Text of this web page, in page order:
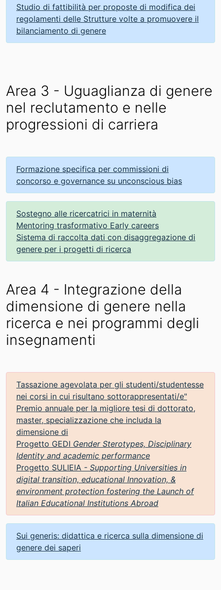
Studio di fattibilità per proposte di modifica dei
regolamenti delle Strutture volte a promuovere il
bilanciamento di genere
Area 3 - Uguaglianza di genere
nel reclutamento e nelle
progressioni di carriera
Formazione specifica per commissioni di
concorso e governance su unconscious bias
Sostegno alle ricercatrici in maternità
Mentoring trasformativo Early careers
Sistema di raccolta dati con disaggregazione di
genere per i progetti di ricerca
Area 4 - Integrazione della
dimensione di genere nella
ricerca e nei programmi degli
insegnamenti
Tassazione agevolata per gli studenti/studentesse
nei corsi in cui risultano sottorappresentati/e"
Premio annuale per la migliore tesi di dottorato,
master, specializzazione che includa la
dimensione di
Progetto GEDI Gender Sterotypes, Disciplinary
Identity and academic performance
Progetto SULIEIA - Supporting Universities in
digital transition, educational Innovation, &
environment protection fostering the Launch of
Italian Educational Institutions Abroad
Sui generis: didattica e ricerca sulla dimensione di
genere dei saperi